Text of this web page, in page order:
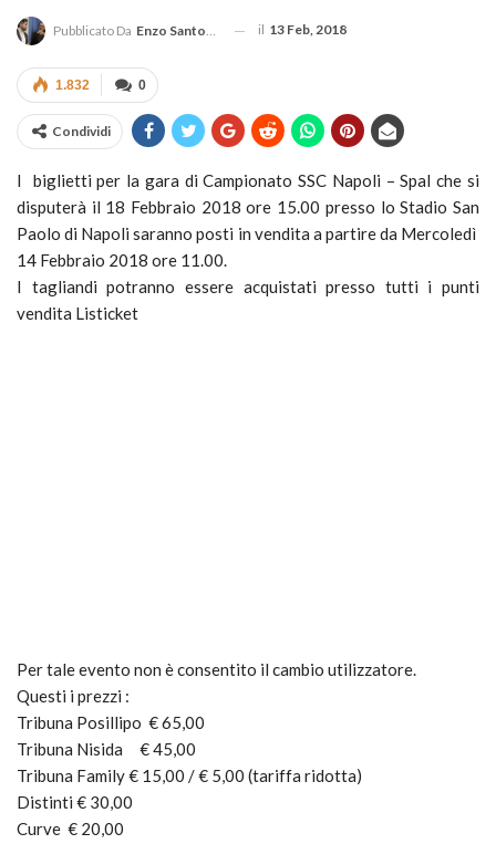
Pubblicato Da Enzo Santoro il 13 Feb, 2018
0
1.832
Condividi
I biglietti per la gara di Campionato SSC Napoli – Spal che si
disputerà il 18 Febbraio 2018 ore 15.00 presso lo Stadio San
Paolo di Napoli saranno posti in vendita a partire da Mercoledì
14 Febbraio 2018 ore 11.00.
I tagliandi potranno essere acquistati presso tutti i punti
vendita Listicket
Per tale evento non è consentito il cambio utilizzatore.
Questi i prezzi :
Tribuna Posillipo € 65,00
Tribuna Nisida € 45,00
Tribuna Family € 15,00 / € 5,00 (tariffa ridotta)
Distinti € 30,00
Curve € 20,00